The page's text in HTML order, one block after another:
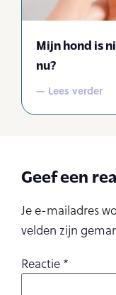
Mijn hond is
nu?
— Lees verder
Geef een
Je e-mailadres
velden zijn
Reactie *